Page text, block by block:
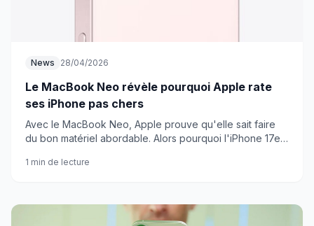
News 28/04/2026
Le MacBook Neo révèle pourquoi Apple rate
ses iPhone pas chers
Avec le MacBook Neo, Apple prouve qu'elle sait faire
du bon matériel abordable. Alors pourquoi l'iPhone 17e
1 min de lecture